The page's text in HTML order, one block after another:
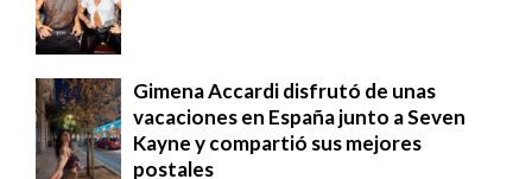
Gimena Accardi disfrutó de unas
vacaciones en España junto a Seven
Kayne y compartió sus mejores
postales